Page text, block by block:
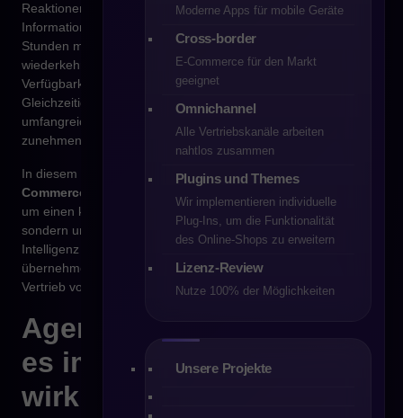
Moderne Apps für mobile Geräte
Cross-border
E-Commerce für den Markt
geeignet
Omnichannel
Alle Vertriebskanäle arbeiten
nahtlos zusammen
Plugins und Themes
Wir implementieren individuelle
Plug-Ins, um die Funktionalität
des Online‑Shops zu erweitern
Lizenz-Review
Nutze 100% der Möglichkeiten
Unsere Projekte
Reaktionen, individuellere Angebote und jederzeit verfügbare
Informationen erwarten. Vertriebsmitarbeitende verbringen
Stunden mit Angebotserstellung, der Beantwortung
wiederkehrender Fragen sowie der Prüfung von
Verfügbarkeiten, Preisen, Konditionen und Bestellhistorien.
Gleichzeitig wächst die Kundenzahl, das Sortiment wird
umfangreicher, und die B2B-Vertriebsprozesse werden
zunehmend komplex.
In diesem Kontext gewinnt das Konzept desAgentic
Commerce im B2B
um einen kurzfristigen Trend oder einfache Automatisierung,
sondern um einen grundlegenden Wandel: Künstliche
Intelligenz beginnt, aktiv Aufgaben im Vertriebsprozess zu
übernehmen, die bisher ausschließlich dem menschlichen
Vertrieb vorbehalten waren.
Agentic Commerce – was
es im B2B-E-Commerce
wirklich bedeutet